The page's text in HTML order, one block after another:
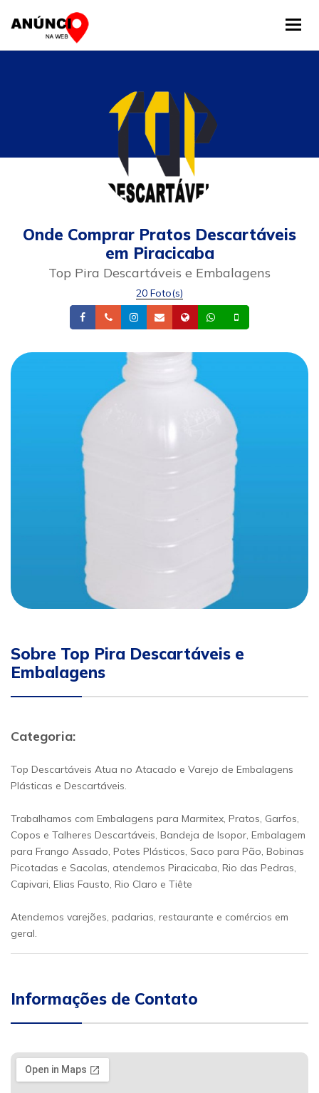
Onde Comprar Pratos Descartáveis
em Piracicaba
Top Pira Descartáveis e Embalagens
20 Foto(s)
FacebookTelefoneInstagram
Email Site Whatsapp
Sobre Top Pira Descartáveis e
Embalagens
Categoria:
Top Descartáveis Atua no Atacado e Varejo de Embalagens
Plásticas e Descartáveis.
Trabalhamos com Embalagens para Marmitex, Pratos, Garfos,
Copos e Talheres Descartáveis, Bandeja de Isopor, Embalagem
para Frango Assado, Potes Plásticos, Saco para Pão, Bobinas
Picotadas e Sacolas, atendemos Piracicaba, Rio das Pedras,
Capivari, Elias Fausto, Rio Claro e Tiête
Atendemos varejões, padarias, restaurante e comércios em
geral.
Informações de Contato